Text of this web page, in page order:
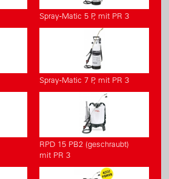
Spray-Matic 5 P, mit PR 3
Spray-Matic 7 P, mit PR 3
RPD 15 PB2 (geschraubt)
mit PR 3